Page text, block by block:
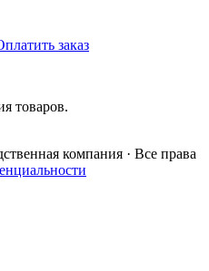
заказ
товаров.
компания · Все права